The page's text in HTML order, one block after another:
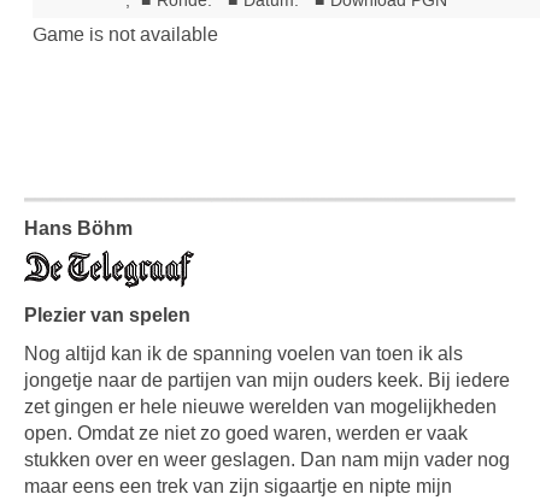
Hans Böhm
Plezier van spelen
Nog altijd kan ik de spanning voelen van toen ik als
jongetje naar de partijen van mijn ouders keek. Bij iedere
zet gingen er hele nieuwe werelden van mogelijkheden
open. Omdat ze niet zo goed waren, werden er vaak
stukken over en weer geslagen. Dan nam mijn vader nog
maar eens een trek van zijn sigaartje en nipte mijn